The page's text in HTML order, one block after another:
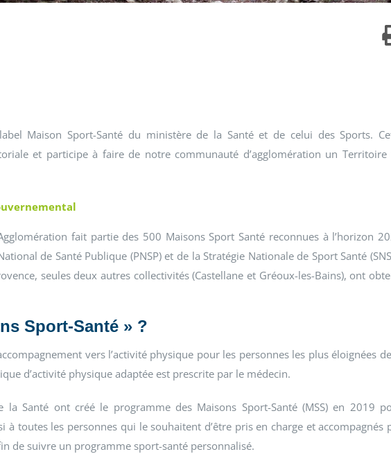
Maison Sport-Santé du ministère de la Santé et de celui des Sports.
et participe à faire de notre communauté d’agglomération un Territoire
fait partie des 500 Maisons Sport Santé reconnues à l’horizon
de Santé Publique (PNSP) et de la Stratégie Nationale de Sport Santé
seules deux autres collectivités (Castellane et Gréoux-les-Bains), ont
Sport-Santé » ?
vers l’activité physique pour les personnes les plus éloignées
d’activité physiqueadaptée est prescrite par le médecin.
la Santé ont créé le programme des Maisons Sport-Santé (MSS) en 2019
à toutes les personnes qui le souhaitent d’être pris en charge et accompagnés
de suivre un programme sport-santé personnalisé.